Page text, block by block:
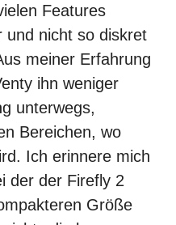
Features
nicht so diskret
meiner Erfahrung
ihn weniger
unterwegs,
Bereichen, wo
Ich erinnere mich
der der Firefly 2
Größe